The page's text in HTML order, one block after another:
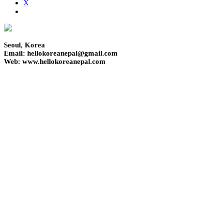
X
Seoul, Korea
Email: hellokoreanepal@gmail.com
Web: www.hellokoreanepal.com